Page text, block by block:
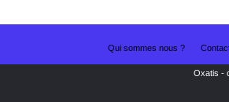
Qui sommes nous ?
Oxatis -